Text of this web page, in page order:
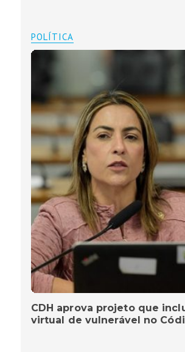
POLÍTICA
CDH aprova projeto que
virtual de vulnerável no